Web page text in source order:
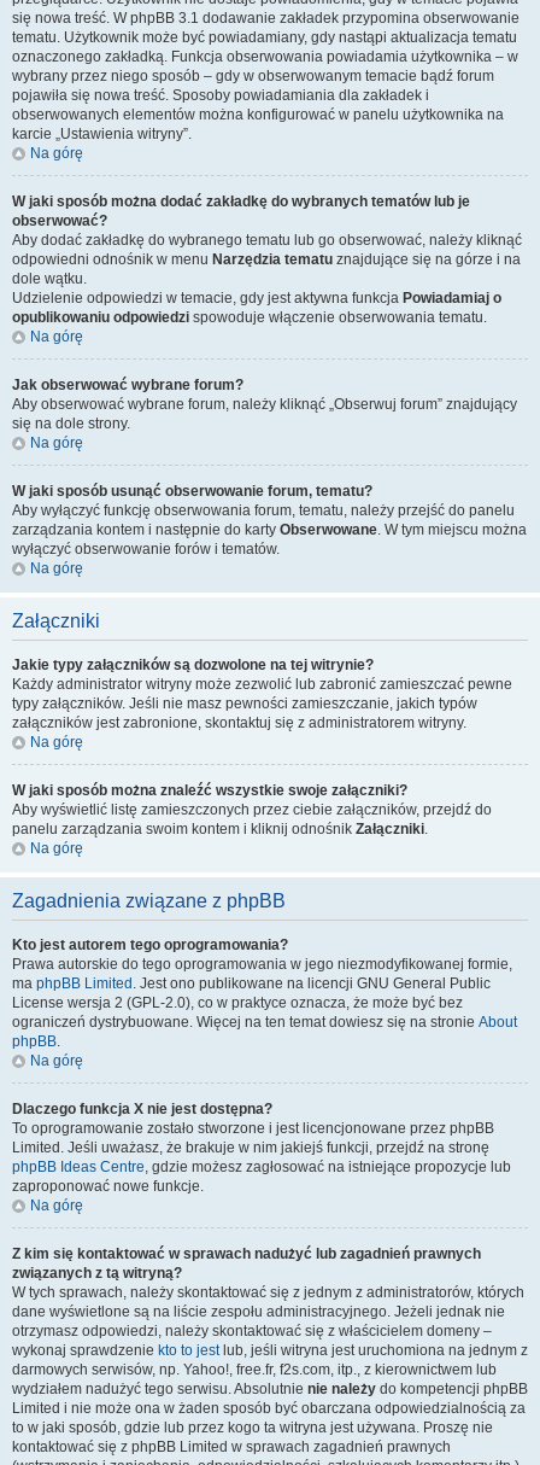
się nowa treść. W phpBB 3.1 dodawanie zakładek przypomina obserwowanie
tematu. Użytkownik może być powiadamiany, gdy nastąpi aktualizacja tematu
oznaczonego zakładką. Funkcja obserwowania powiadamia użytkownika – w
wybrany przez niego sposób – gdy w obserwowanym temacie bądź forum
pojawiła się nowa treść. Sposoby powiadamiania dla zakładek i
obserwowanych elementów można konfigurować w panelu użytkownika na
karcie „Ustawienia witryny”.
Na górę
W jaki sposób można dodać zakładkę do wybranych tematów lub je
obserwować?
Aby dodać zakładkę do wybranego tematu lub go obserwować, należy kliknąć
odpowiedni odnośnik w menu Narzędzia tematu znajdujące się na górze i na
dole wątku.
Udzielenie odpowiedzi w temacie, gdy jest aktywna funkcja Powiadamiaj o
opublikowaniu odpowiedzi spowoduje włączenie obserwowania tematu.
Na górę
Jak obserwować wybrane forum?
Aby obserwować wybrane forum, należy kliknąć „Obserwuj forum” znajdujący
się na dole strony.
Na górę
W jaki sposób usunąć obserwowanie forum, tematu?
Aby wyłączyć funkcję obserwowania forum, tematu, należy przejść do panelu
zarządzania kontem i następnie do karty Obserwowane. W tym miejscu można
wyłączyć obserwowanie forów i tematów.
Na górę
Załączniki
Jakie typy załączników są dozwolone na tej witrynie?
Każdy administrator witryny może zezwolić lub zabronić zamieszczać pewne
typy załączników. Jeśli nie masz pewności zamieszczanie, jakich typów
załączników jest zabronione, skontaktuj się z administratorem witryny.
Na górę
W jaki sposób można znaleźć wszystkie swoje załączniki?
Aby wyświetlić listę zamieszczonych przez ciebie załączników, przejdź do
panelu zarządzania swoim kontem i kliknij odnośnik Załączniki.
Na górę
Zagadnienia związane z phpBB
Kto jest autorem tego oprogramowania?
Prawa autorskie do tego oprogramowania w jego niezmodyfikowanej formie,
ma phpBB Limited . Jest ono publikowane na licencji GNU General Public
License wersja 2 (GPL-2.0), co w praktyce oznacza, że może być bez
ograniczeń dystrybuowane. Więcej na ten temat dowiesz się na stronie About
phpBB.
Na górę
Dlaczego funkcja X nie jest dostępna?
To oprogramowanie zostało stworzone i jest licencjonowane przez phpBB
Limited. Jeśli uważasz, że brakuje w nim jakiejś funkcji, przejdź na stronę
phpBB Ideas Centre, gdzie możesz zagłosować na istniejące propozycje lub
zaproponować nowe funkcje.
Na górę
Z kim się kontaktować w sprawach nadużyć lub zagadnień prawnych
związanych z tą witryną?
W tych sprawach, należy skontaktować się z jednym z administratorów, których
dane wyświetlone są na liście zespołu administracyjnego. Jeżeli jednak nie
otrzymasz odpowiedzi, należy skontaktować się z właścicielem domeny –
wykonaj sprawdzenie kto to jestlub, jeśli witryna jest uruchomiona na jednym z
darmowych serwisów, np. Yahoo!, free.fr, f2s.com, itp., z kierownictwem lub
wydziałem nadużyć tego serwisu. Absolutnie nie należy do kompetencji phpBB
Limited i nie może ona w żaden sposób być obarczana odpowiedzialnością za
to w jaki sposób, gdzie lub przez kogo ta witryna jest używana. Proszę nie
kontaktować się z phpBB Limited w sprawach zagadnień prawnych